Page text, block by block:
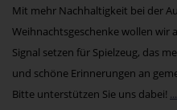
Mit mehr Nachhaltigkeit bei der
Weihnachtsgeschenke wollen wir
Signal setzen für Spielzeug, das
und schöne Erinnerungen an
Bitte unterstützen Sie uns dabei!